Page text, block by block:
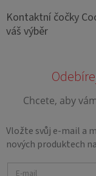
Kontaktní čočky
váš výběr
Vložte svůj e-mail a
nových produktech
E-mail